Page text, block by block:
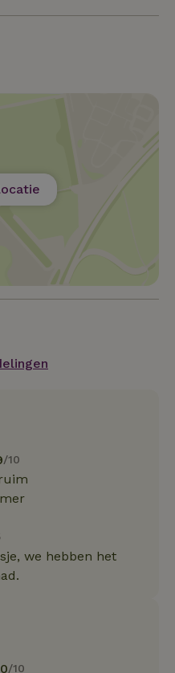
/10
we hebben het
/10